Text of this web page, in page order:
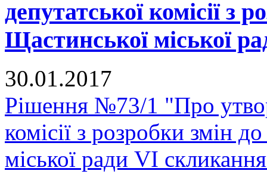
депутатської комісії з
Щастинської міської
30.01.2017
Рішення №73/1 "Про
комісії з розробки змін
міської ради VI